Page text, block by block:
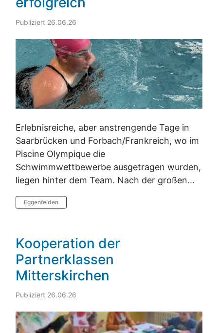
Publiziert 26.06.26
Erlebnisreiche, aber anstrengende Tage in
Saarbrücken und Forbach/Frankreich, wo im
Piscine Olympique die
Schwimmwettbewerbe ausgetragen wurden,
liegen hinter dem Team. Nach der großen...
Eggenfelden
Kooperation der
Partnerklassen
Mitterskirchen
Publiziert 26.06.26